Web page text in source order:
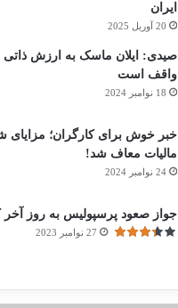
ایران
20 آوریل 2025
صیدی: ایلان ماسک به ارزش ذاتی
واقف است
18 نوامبر 2024
خبر خوش برای کارگران؛ مزایای
مالیات معاف شد!
24 نوامبر 2024
جواز صعود پرسپولیس به روز
27 نوامبر 2023